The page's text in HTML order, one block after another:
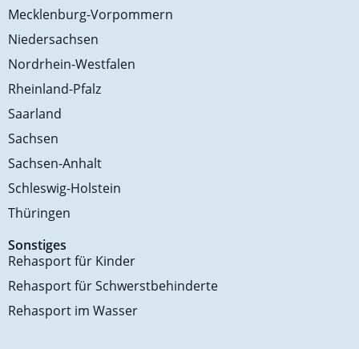
Mecklenburg-Vorpommern
Niedersachsen
Nordrhein-Westfalen
Rheinland-Pfalz
Saarland
Sachsen
Sachsen-Anhalt
Schleswig-Holstein
Thüringen
Sonstiges
Rehasport für Kinder
Rehasport für Schwerstbehinderte
Rehasport im Wasser